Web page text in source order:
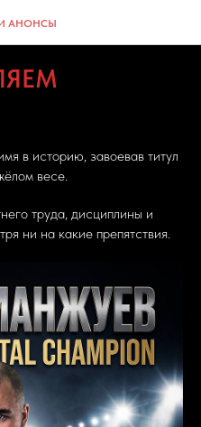
АНОНСЫ
в историю, завоевав титул
весе.
труда, дисциплины и
ни на какие препятствия.